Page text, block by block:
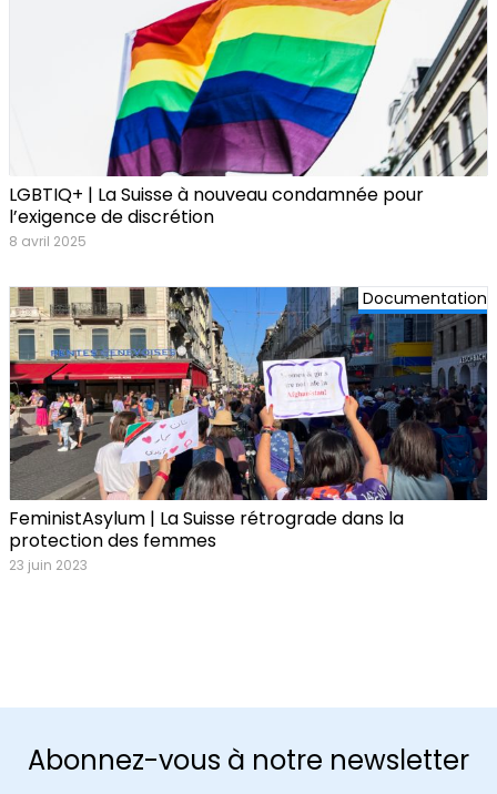
LGBTIQ+ | La Suisse à nouveau condamnée pour
l’exigence de discrétion
8 avril 2025
Documentation
FeministAsylum | La Suisse rétrograde dans la
protection des femmes
23 juin 2023
Abonnez-vous à notre newsletter